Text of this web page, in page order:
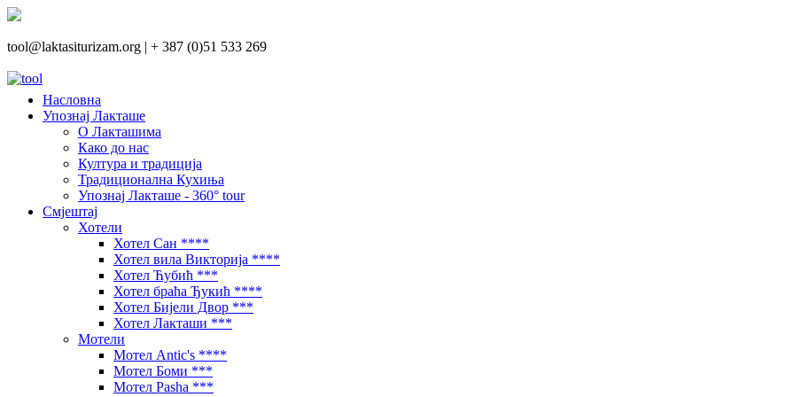
tool@laktasiturizam.org | + 387 (0)51 533 269
Насловна
Упознај Лакташе
О Лакташима
Како до нас
Култура и традиција
Традиционална Кухиња
Упознај Лакташе - 360° tour
Смјештај
Хотели
Хотел Сан ****
Хотел вила Викторија ****
Хотел Ћубић ***
Хотел браћа Ђукић ****
Хотел Бијели Двор ***
Хотел Лакташи ***
Мотели
Мотел Antic's ****
Мотел Боми ***
Мотел Pasha ***